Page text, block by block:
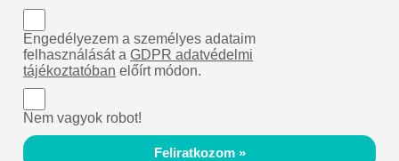
Engedélyezem a személyes adataim
felhasználását aGDPR adatvédelmi
tájékoztatóban előírt módon.
Nem vagyok robot!
Feliratkozom »